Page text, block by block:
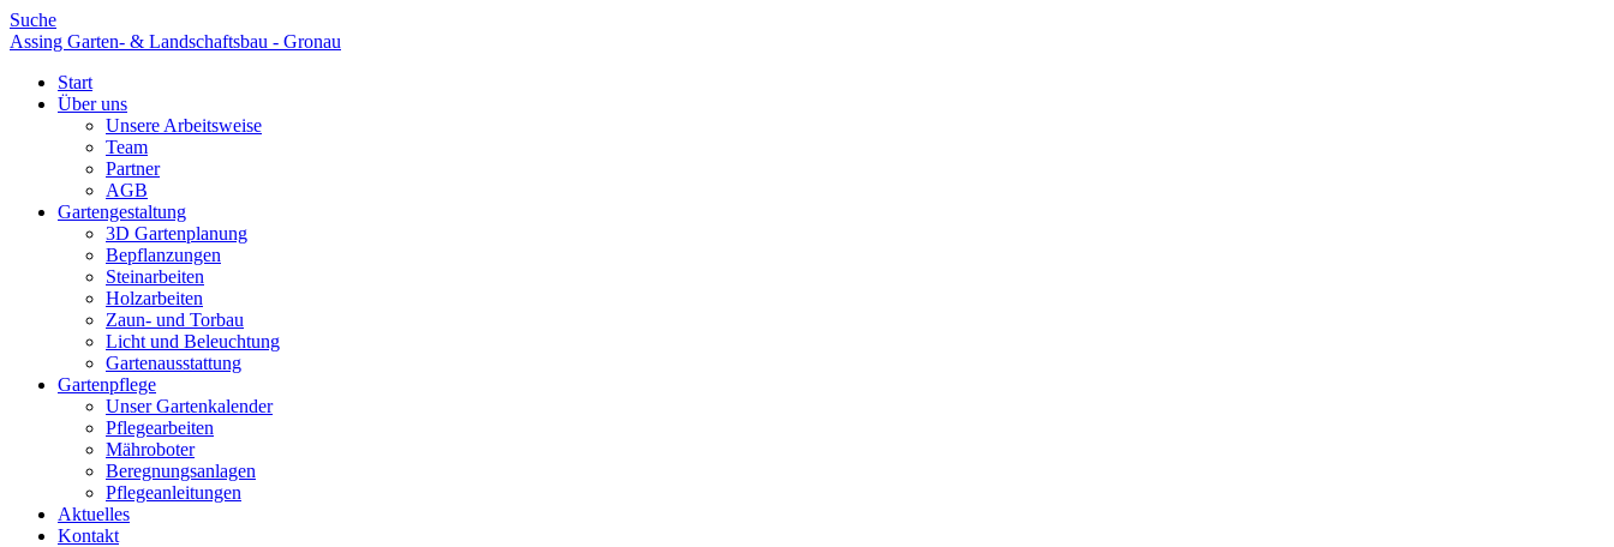
Suche
Assing Garten- & Landschaftsbau - Gronau
Start
Über uns
Unsere Arbeitsweise
Team
Partner
AGB
Gartengestaltung
3D Gartenplanung
Bepflanzungen
Steinarbeiten
Holzarbeiten
Zaun- und Torbau
Licht und Beleuchtung
Gartenausstattung
Gartenpflege
Unser Gartenkalender
Pflegearbeiten
Mähroboter
Beregnungsanlagen
Pflegeanleitungen
Aktuelles
Kontakt